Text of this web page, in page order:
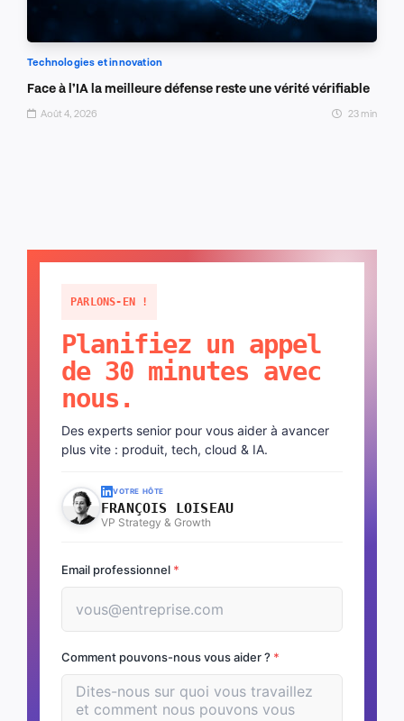
Technologies et innovation
Face à l’IA la meilleure défense reste une vérité vérifiable
Août 4, 2026 23 min
PARLONS-EN !
Planifiez un appel
de 30 minutes avec
nous.
Des experts senior pour vous aider à avancer
plus vite : produit, tech, cloud & IA.
VOTRE HÔTE
FRANÇOIS LOISEAU
VP Strategy & Growth
Email professionnel *
Comment pouvons-nous vous aider ? *